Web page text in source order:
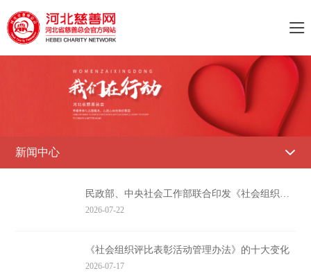

新闻中心 
民政部、中央社会工作部联合印发《社会组织评比表彰活动管理办法》
2026-07-22
《社会组织评比表彰活动管理办法》的十大变化
2026-07-17